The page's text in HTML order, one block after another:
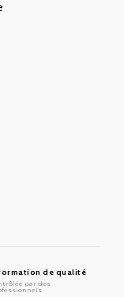
de qualité
par des